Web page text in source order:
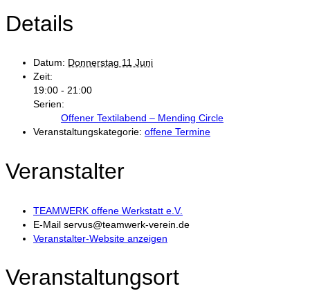
Details
Datum: Donnerstag 11 Juni
Zeit:
19:00 - 21:00
Serien:
Offener Textilabend – Mending Circle
Veranstaltungskategorie: offene Termine
Veranstalter
TEAMWERK offene Werkstatt e.V.
E-Mail servus@teamwerk-verein.de
Veranstalter-Website anzeigen
Veranstaltungsort